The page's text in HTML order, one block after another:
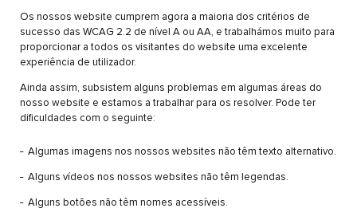
Os nossos website cumprem agora a maioria dos critérios de
sucesso das WCAG 2.2 de nível A ou AA, e trabalhámos muito para
proporcionar a todos os visitantes do website uma excelente
experiência de utilizador.
Ainda assim, subsistem alguns problemas em algumas áreas do
nosso website e estamos a trabalhar para os resolver. Pode ter
dificuldades com o seguinte:
Algumas imagens nos nossos websites não têm texto alternativo.
Alguns vídeos nos nossos websites não têm legendas.
Alguns botões não têm nomes acessíveis.